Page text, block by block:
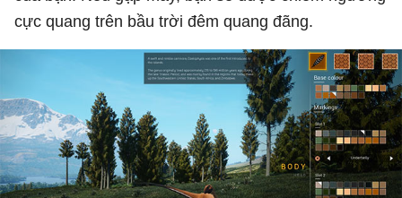
cực quang trên bầu trời đêm quang đãng.